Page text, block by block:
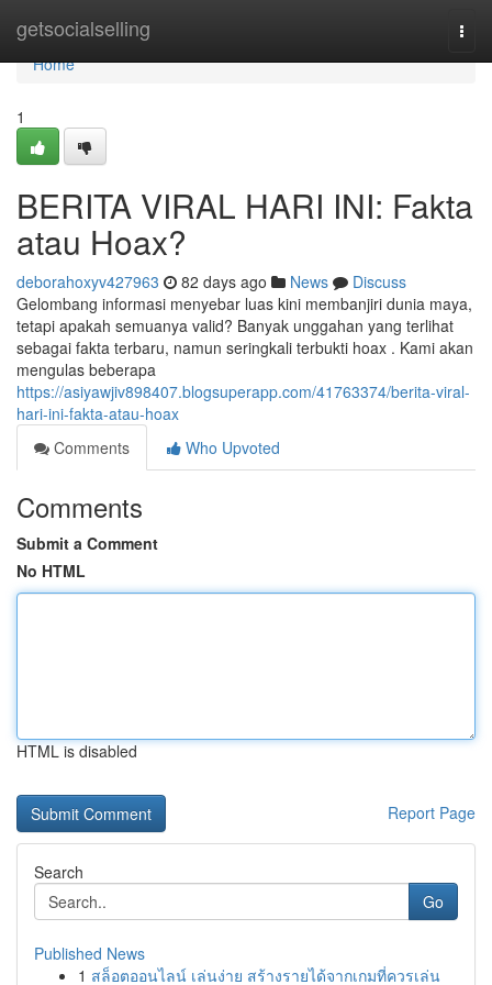
getsocialselling
Home
Home
1
BERITA VIRAL HARI INI: Fakta
atau Hoax?
deborahoxyv427963 82 days ago News
Discuss
Gelombang informasi menyebar luas kini membanjiri dunia maya,
tetapi apakah semuanya valid? Banyak unggahan yang terlihat
sebagai fakta terbaru, namun seringkali terbukti hoax . Kami akan
mengulas beberapa
https://asiyawjiv898407.blogsuperapp.com/41763374/berita-viral-
hari-ini-fakta-atau-hoax
Comments
Who Upvoted
Comments
Submit a Comment
No HTML
HTML is disabled
Report Page
Search
Go
Published News
1 สล็อตออนไลน์ เล่นง่าย สร้างรายได้จากเกมที่ควรเล่น